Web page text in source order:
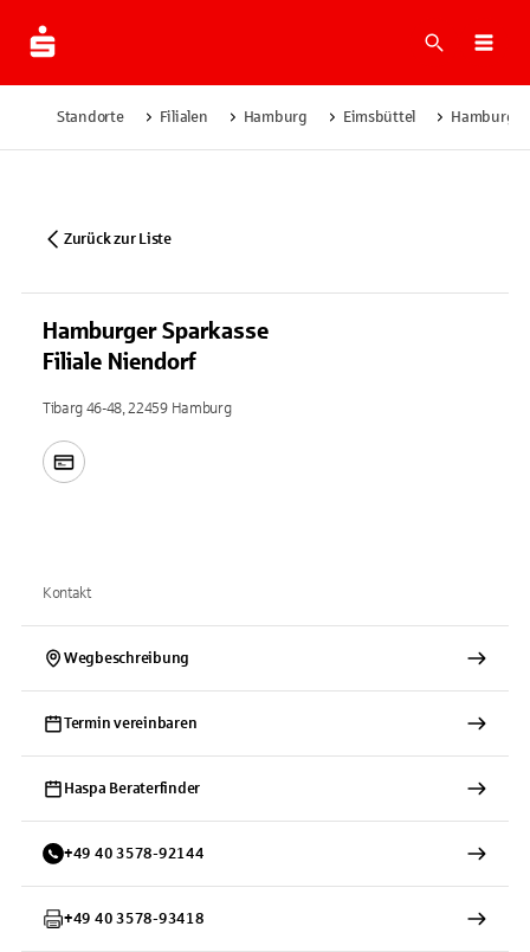
Suche
Standorte Filialen Hamburg Eimsbüttel
Zurück zur Liste
Hamburger Sparkasse
Filiale Niendorf
Tibarg 46-48, 22459 Hamburg
Kontakt
Wegbeschreibung
Termin vereinbaren
Haspa Beraterfinder
+49 40 3578-92144
+49 40 3578-93418